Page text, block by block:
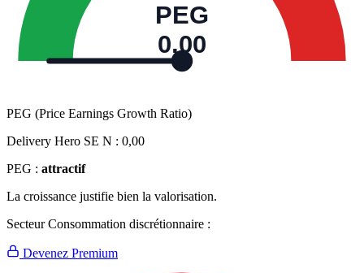
PEG
0,00
PEG (Price Earnings Growth Ratio)
Delivery Hero SE N : 0,00
PEG : attractif
La croissance justifie bien la valorisation.
Secteur Consommation discrétionnaire :
Devenez Premium